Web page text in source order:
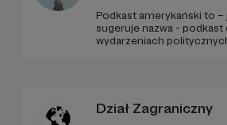
Podkast amerykański to –
sugeruje nazwa - podkast
wydarzeniach
Dział Zagraniczny